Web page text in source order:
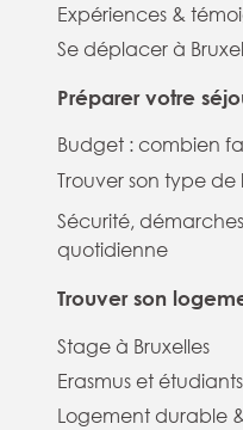
Expériences &
Se déplacer à
Préparer votre
Budget : combien
Trouver son type
Sécurité,
quotidienne
Trouver son
Stage à Bruxelles
Erasmus et étudiants
Logement durable